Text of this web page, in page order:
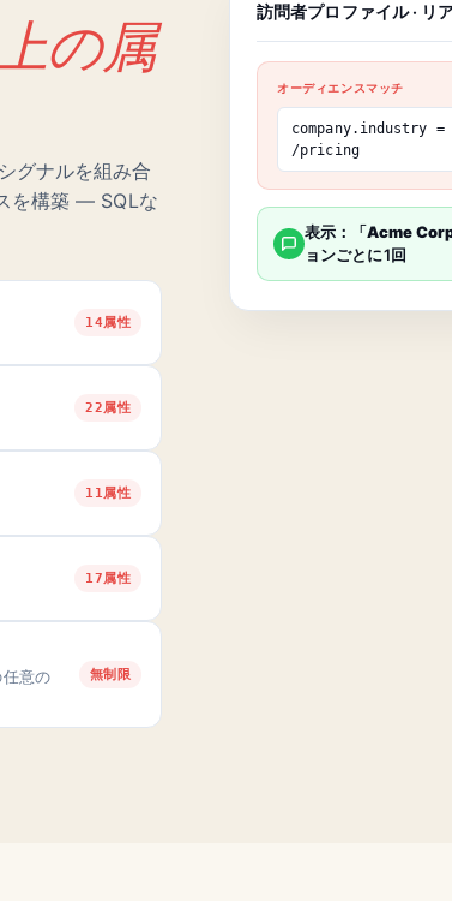
の属
グナルを組み合
を構築 — SQLな
14属性
22属性
11属性
17属性
意の
無制限
訪問者プロファイル · リ
オーディエンスマッチ
company.industry =
/pricing
表示：「Acme
ョンごとに1回